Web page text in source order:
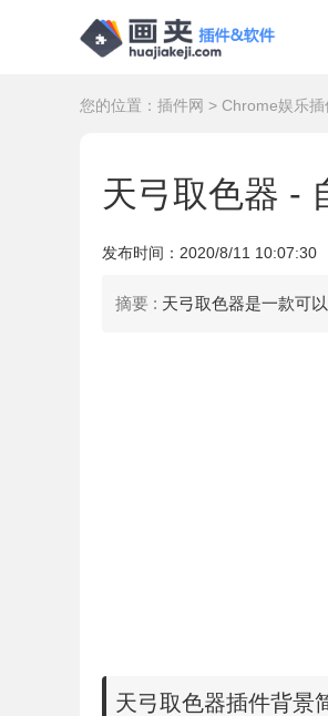
您的位置： 插件网 > Chrome娱乐插
天弓取色器 -
发布时间： 2020/8/11 10:07:30
摘要 : 天弓取色器是一款可
天弓取色器插件背景